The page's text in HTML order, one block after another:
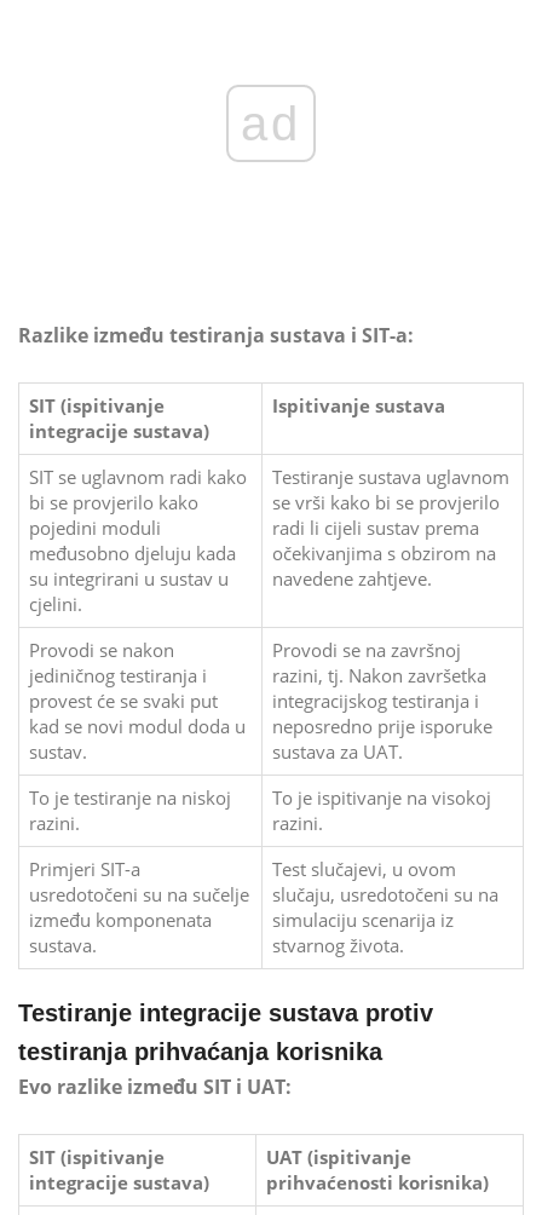
ad
Razlike između testiranja sustava i SIT-a:
SIT (ispitivanje
integracije sustava)
Ispitivanje sustava
SIT se uglavnom radi kako
bi se provjerilo kako
pojedini moduli
međusobno djeluju kada
su integrirani u sustav u
cjelini.
Testiranje sustava uglavnom
se vrši kako bi se provjerilo
radi li cijeli sustav prema
očekivanjima s obzirom na
navedene zahtjeve.
Provodi se nakon
jediničnog testiranja i
provest će se svaki put
kad se novi modul doda u
sustav.
Provodi se na završnoj
razini, tj. Nakon završetka
integracijskog testiranja i
neposredno prije isporuke
sustava za UAT.
To je testiranje na niskoj
razini.
To je ispitivanje na visokoj
razini.
Primjeri SIT-a
usredotočeni su na sučelje
između komponenata
sustava.
Test slučajevi, u ovom
slučaju, usredotočeni su na
simulaciju scenarija iz
stvarnog života.
Testiranje integracije sustava protiv
testiranja prihvaćanja korisnika
Evo razlike između SIT i UAT:
SIT (ispitivanje
integracije sustava)
UAT (ispitivanje
prihvaćenosti korisnika)